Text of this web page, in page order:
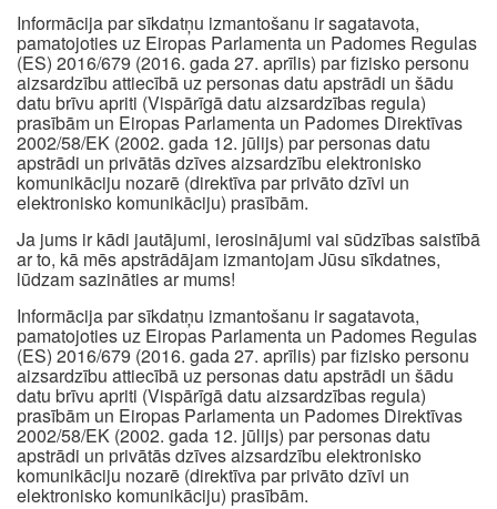
Informācija par sīkdatņu izmantošanu ir sagatavota,
pamatojoties uz Eiropas Parlamenta un Padomes Regulas
(ES) 2016/679 (2016. gada 27. aprīlis) par fizisko personu
aizsardzību attiecībā uz personas datu apstrādi un šādu
datu brīvu apriti (Vispārīgā datu aizsardzības regula)
prasībām un Eiropas Parlamenta un Padomes Direktīvas
2002/58/EK (2002. gada 12. jūlijs) par personas datu
apstrādi un privātās dzīves aizsardzību elektronisko
komunikāciju nozarē (direktīva par privāto dzīvi un
elektronisko komunikāciju) prasībām.
Ja jums ir kādi jautājumi, ierosinājumi vai sūdzības saistībā
ar to, kā mēs apstrādājam izmantojam Jūsu sīkdatnes,
lūdzam sazināties ar mums!
Informācija par sīkdatņu izmantošanu ir sagatavota,
pamatojoties uz Eiropas Parlamenta un Padomes Regulas
(ES) 2016/679 (2016. gada 27. aprīlis) par fizisko personu
aizsardzību attiecībā uz personas datu apstrādi un šādu
datu brīvu apriti (Vispārīgā datu aizsardzības regula)
prasībām un Eiropas Parlamenta un Padomes Direktīvas
2002/58/EK (2002. gada 12. jūlijs) par personas datu
apstrādi un privātās dzīves aizsardzību elektronisko
komunikāciju nozarē (direktīva par privāto dzīvi un
elektronisko komunikāciju) prasībām.